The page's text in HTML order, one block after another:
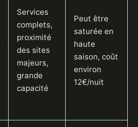
Services
complets,
proximité
des sites
majeurs,
grande
capacité
Peut être
saturée en
haute
saison, coût
environ
12€/nuit